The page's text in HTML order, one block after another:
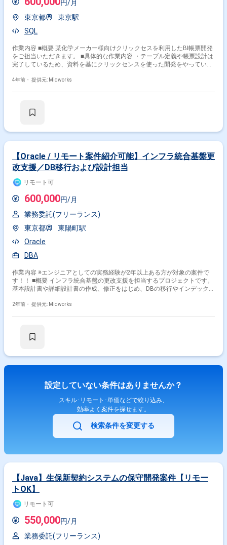
円/月
東京都
東京駅
SQL
作業内容 ■概要 某化学メーカー様向けクリックセスを利用したBI帳票開発
をご担当いただきます。 ■具体的な作業内容 ・テーブル定義や帳票設計は
完了しているため、資料を基にクリックセンスを使った開発をやっていた
ています。 ・元請3名インフラ(AWS・Google Cloud Platform)参画中。
4年前・ 提供元: Midworks
【Oracle / リモート案件紹介可能】インフラ統合基盤更
改支援／DB移行および設計担当
リモート可
600,000円/月
業務委託(フリーランス)
東京都
東陽町駅
Oracle
DBA
作業内容 ※エンジニアとしての実務経験が2年以上ある方が対象の案件で
す！！ ■概要 インフラ統合基盤の更改支援を担当するプロジェクトです。
基本設計書や詳細設計書の作成、修正をはじめ、DBの移行やインデックス
Oracle RACやData Guard、GoldenGateといったOracle環境における高度
Guard、GoldenGateを用いた作業 ・DB周辺ミドルウェアの構築や運用支
2年前・ 提供元: Midworks
設定していない条件はありませんか？
スキル･リモート･単価などで絞り込み、
効率よく案件を探せます。
検索条件を変更する
【Java】生保新契約システムの保守開発案件【リモー
トOK】
リモート可
550,000円/月
業務委託(フリーランス)